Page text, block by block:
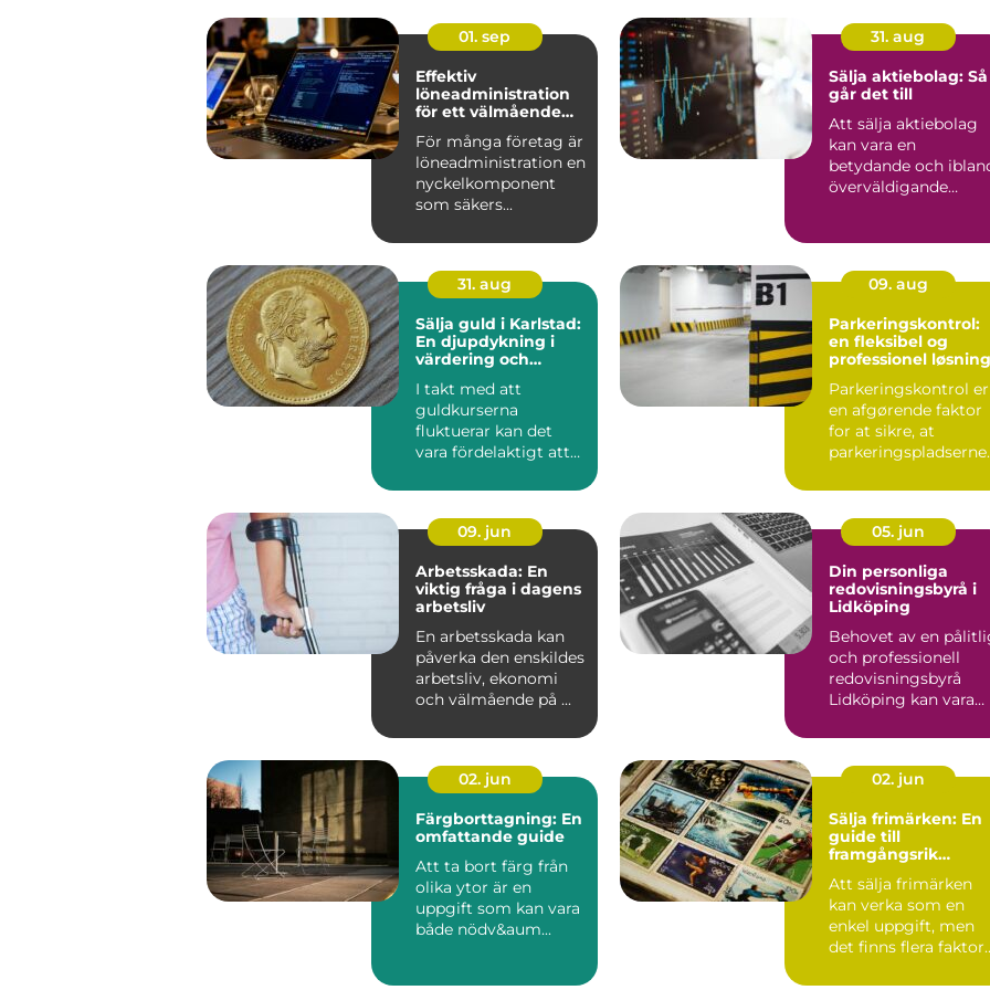
01. sep
Effektiv
löneadministration
för ett välmående
För många företag är
löneadministration en
nyckelkomponent
som säkers...
31. aug
Sälja aktiebolag: Så
går det till
Att sälja aktiebolag
kan vara en
betydande och
överväldigande
31. aug
Sälja guld i Karlstad:
En djupdykning i
värdering och
I takt med att
guldkurserna
fluktuerar kan det
vara fördelaktigt att
framf&oum...
09. aug
Parkeringskontrol:
en fleksibel og
professionel løsning
Parkeringskontrol er
en afgørende faktor
for at sikre, at
parkeringspladserne
09. jun
Arbetsskada: En
viktig fråga i dagens
arbetsliv
En arbetsskada kan
påverka den enskildes
arbetsliv, ekonomi
och välmående på ...
05. jun
Din personliga
redovisningsbyrå i
Lidköping
Behovet av en
och professionell
redovisningsbyrå
Lidköping kan vara
02. jun
Färgborttagning: En
omfattande guide
Att ta bort färg från
olika ytor är en
uppgift som kan vara
både nödv&aum...
02. jun
Sälja frimärken: En
guide till
framgångsrik
Att sälja frimärken
kan verka som en
enkel uppgift, men
det finns flera